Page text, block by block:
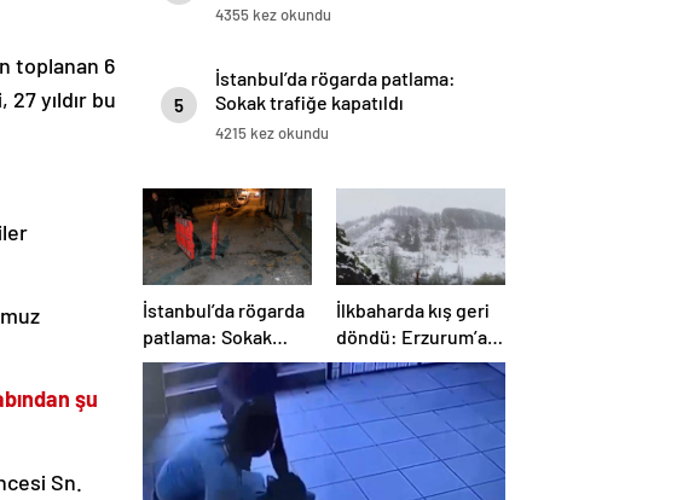
toplanan 6
yıldır bu
şu
Sn.
4355 kez okundu
5
İstanbul’da rögarda patlama:
Sokak trafiğe kapatıldı
4215 kez okundu
İstanbul’da rögarda
patlama: Sokak
trafiğe kapatıldı
İlkbaharda kış geri
döndü: Erzurum’a
lapa lapa kar yağdı